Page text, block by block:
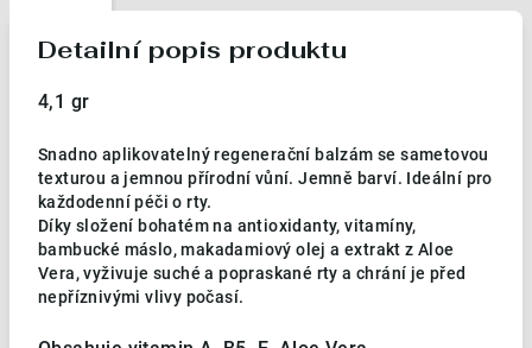
Detailní popis produktu
4,1 gr
Snadno aplikovatelný regenerační balzám se sametovou
texturou a jemnou přírodní vůní. Jemně barví. Ideální pro
každodenní péči o rty.
Díky složení bohatém na antioxidanty, vitamíny,
bambucké máslo, makadamiový olej a extrakt z Aloe
Vera, vyživuje suché a popraskané rty a chrání je před
nepříznivými vlivy počasí.